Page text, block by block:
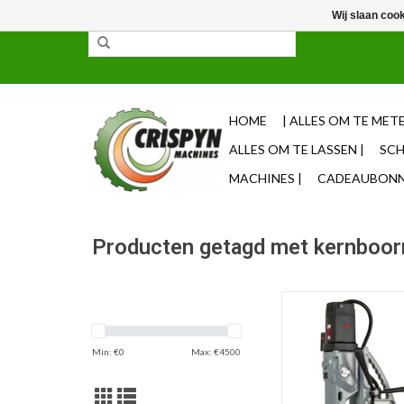
HOME | ALLES OM TE
ALLES OM TE LASSEN |
MACHINES |
Producten getagd met
Min: €0 Max: €4500
Magneet
kernboren max. dia
voedingsbron
Volt, draairichting
TOEVOEGEN AAN
Wij slaan
✓ 85% uit voorraad leverbaar ✓ Op